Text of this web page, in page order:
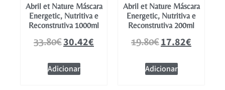
Abril et Nature Máscara
Energetic, Nutritiva e
Reconstrutiva 1000ml
33.80€30.42€
Adicionar
Abril et Nature Máscara
Energetic, Nutritiva e
Reconstrutiva 200ml
19.80€17.82€
Adicionar